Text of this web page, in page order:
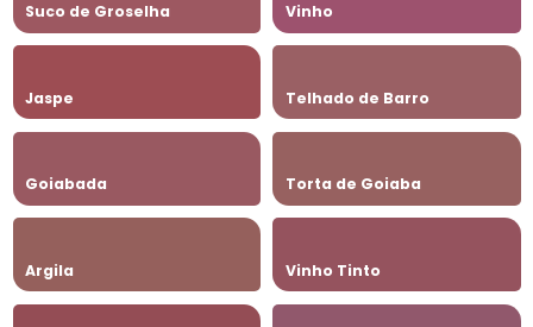
Suco de Groselha Vinho
Jaspe Telhado de Barro
Goiabada Torta de Goiaba
Argila Vinho Tinto